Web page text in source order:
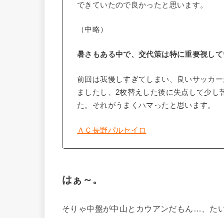
できていたので良かったと思います。
（中略）
暑さもある中で、交代策は特に重要視し
前回は我慢しすぎてしまい、良いサッカ
ましたし、2枚替えした後に失点して少
た。それがうまくハマったと思います。
ＡＣ長野パルセイロ
はぁ～。
そりゃ中盤が中山とカウアンだもん…、た